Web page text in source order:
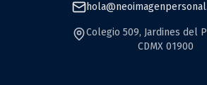
Colegio 509, Jardines del
CDMX 01900